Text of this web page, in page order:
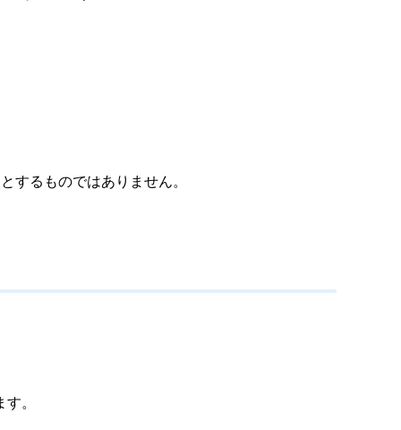
るものではありません。
。